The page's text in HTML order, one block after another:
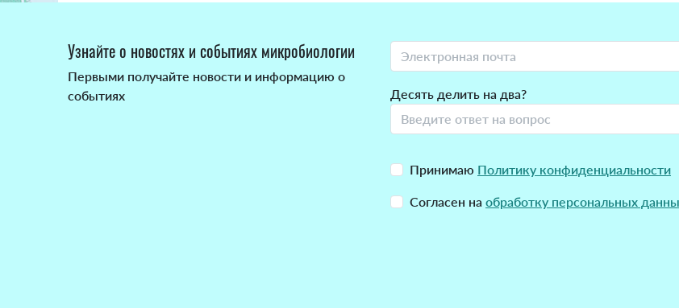
Узнайте о новостях и событиях микробиологии
Первыми получайте новости и информацию о
событиях
Десять делить на два?
Принимаю Политику конфиденциальности
Согласен на обработку персональных